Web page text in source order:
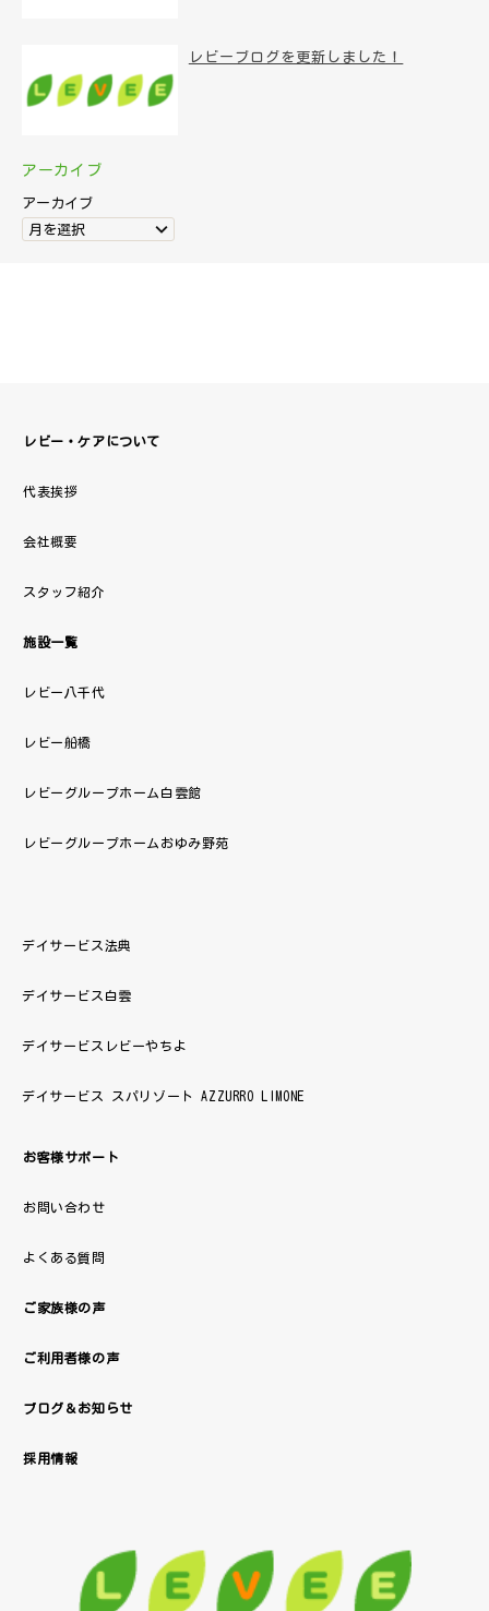
レビーブログを更新しました！
アーカイブ
アーカイブ
月を選択
レビー・ケアについて
代表挨拶
会社概要
スタッフ紹介
施設一覧
レビー八千代
レビー船橋
レビーグループホーム白雲館
レビーグループホームおゆみ野苑
デイサービス法典
デイサービス白雲
デイサービスレビーやちよ
デイサービス スパリゾート AZZURRO LIMONE
お客様サポート
お問い合わせ
よくある質問
ご家族様の声
ご利用者様の声
ブログ＆お知らせ
採用情報